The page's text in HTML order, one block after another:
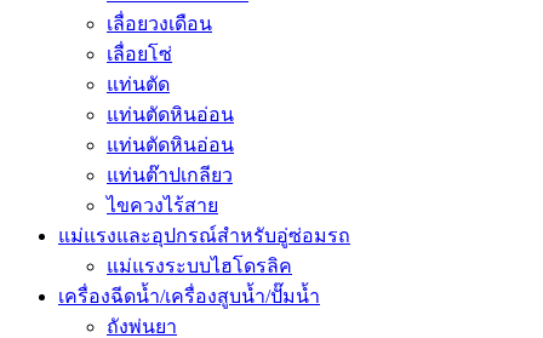
เลื่อยวงเดือน
เลื่อยโซ่
แท่นตัด
แท่นตัดหินอ่อน
แท่นตัดหินอ่อน
แท่นต๊าปเกลียว
ไขควงไร้สาย
แม่แรงและอุปกรณ์สำหรับอู่ซ่อมรถ
แม่แรงระบบไฮโดรลิค
เครื่องฉีดน้ำ/เครื่องสูบน้ำ/ปั๊มน้ำ
ถังพ่นยา